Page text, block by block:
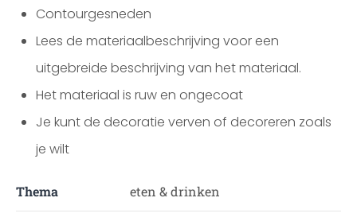
Contourgesneden
Lees de materiaalbeschrijving voor een
uitgebreide beschrijving van het materiaal.
Het materiaal is ruw en ongecoat
Je kunt de decoratie verven of decoreren zoals
je wilt
Thema eten & drinken